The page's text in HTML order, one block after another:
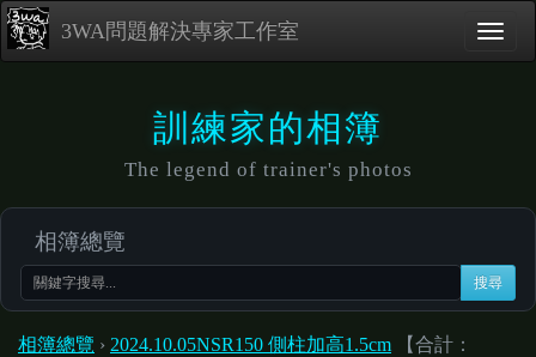
3WA問題解決專家工作室
訓練家的相簿
The legend of trainer's photos
相簿總覽
搜尋
相簿總覽 › 2024.10.05NSR150 側柱加高1.5cm 【合計：